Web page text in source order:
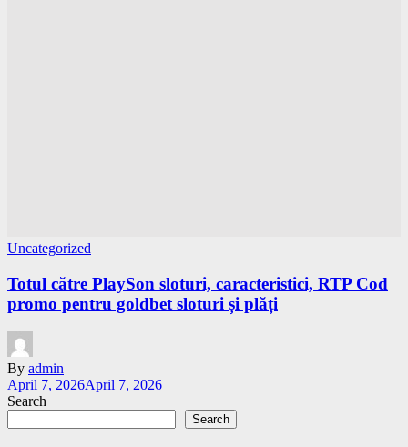
Uncategorized
Totul către PlaySon sloturi, caracteristici, RTP Cod
promo pentru goldbet sloturi și plăți
By admin
April 7, 2026April 7, 2026
Search
Search